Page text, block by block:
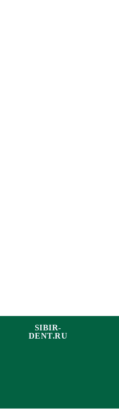
SIBIR-
DENT.RU